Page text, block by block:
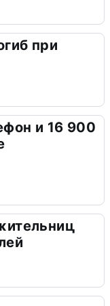
при
и 16 900